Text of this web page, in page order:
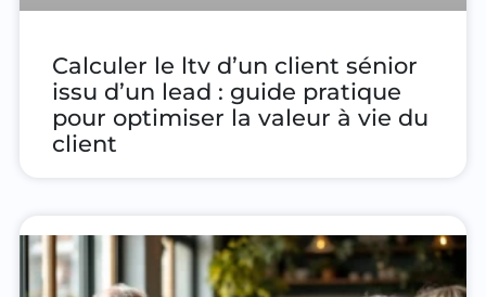
Calculer le ltv d’un client sénior
issu d’un lead : guide pratique
pour optimiser la valeur à vie du
client